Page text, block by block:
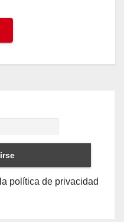
política de privacidad